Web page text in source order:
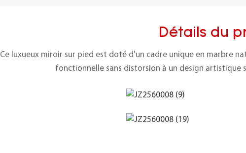
Détails du
Ce luxueux miroir sur pied est doté d'un cadre unique en marbre
fonctionnelle sans distorsion à un design artistique